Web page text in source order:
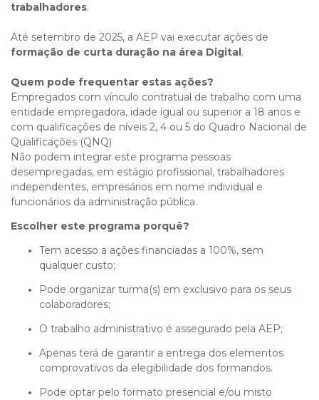
trabalhadores.
Até setembro de 2025, a AEP vai executar ações de
formação de curta duração na área Digital.
Quem pode frequentar estas ações?
Empregados com vínculo contratual de trabalho com uma
entidade empregadora, idade igual ou superior a 18 anos e
com qualificações de níveis 2, 4 ou 5 do Quadro Nacional de
Qualificações (QNQ)
Não podem integrar este programa pessoas
desempregadas, em estágio profissional, trabalhadores
independentes, empresários em nome individual e
funcionários da administração pública.
Escolher este programa porquê?
Tem acesso a ações financiadas a 100%, sem
qualquer custo;
Pode organizar turma(s) em exclusivo para os seus
colaboradores;
O trabalho administrativo é assegurado pela AEP;
Apenas terá de garantir a entrega dos elementos
comprovativos da elegibilidade dos formandos.
Pode optar pelo formato presencial e/ou misto